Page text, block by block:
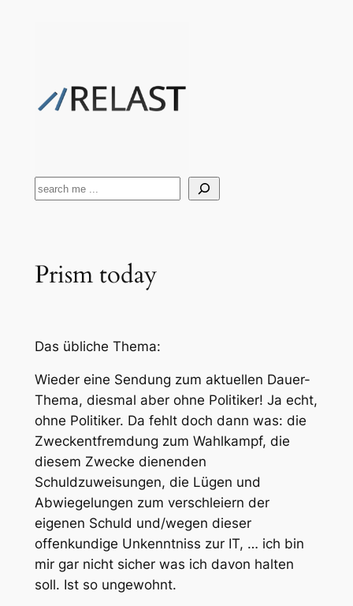
Suchen
Prism today
Das übliche Thema:
Wieder eine Sendung zum aktuellen Dauer-
Thema, diesmal aber ohne Politiker! Ja echt,
ohne Politiker. Da fehlt doch dann was: die
Zweckentfremdung zum Wahlkampf, die
diesem Zwecke dienenden
Schuldzuweisungen, die Lügen und
Abwiegelungen zum verschleiern der
eigenen Schuld und/wegen dieser
offenkundige Unkenntniss zur IT, … ich bin
mir gar nicht sicher was ich davon halten
soll. Ist so ungewohnt.